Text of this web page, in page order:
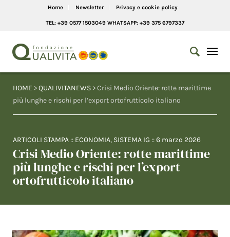
Home Newsletter Privacy e cookie policy
TEL: +39 0577 1503049 WHATSAPP: +39 375 6797337
HOME >QUALIVITANEWS > Crisi Medio Oriente: rotte marittime
più lunghe e rischi per l’export ortofrutticolo italiano
ARTICOLI STAMPA :: ECONOMIA, SISTEMA IG ::6 marzo 2026
Crisi Medio Oriente: rotte marittime
più lunghe e rischi per l’export
ortofrutticolo italiano